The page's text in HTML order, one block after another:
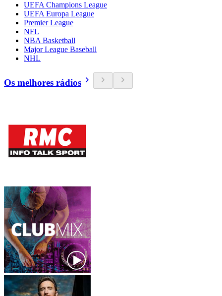
UEFA Champions League
UEFA Europa League
Premier League
NFL
NBA Basketball
Major League Baseball
NHL
Os melhores rádios